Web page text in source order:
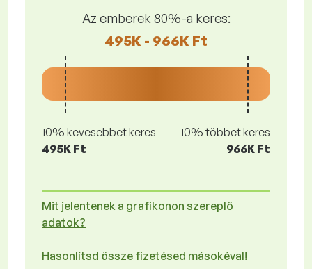
Az emberek 80%-a keres:
495K - 966K Ft
10% kevesebbet keres
495K Ft
10% többet keres
966K Ft
Mit jelentenek a grafikonon szereplő
adatok?
Hasonlítsd össze fizetésed másokéval!